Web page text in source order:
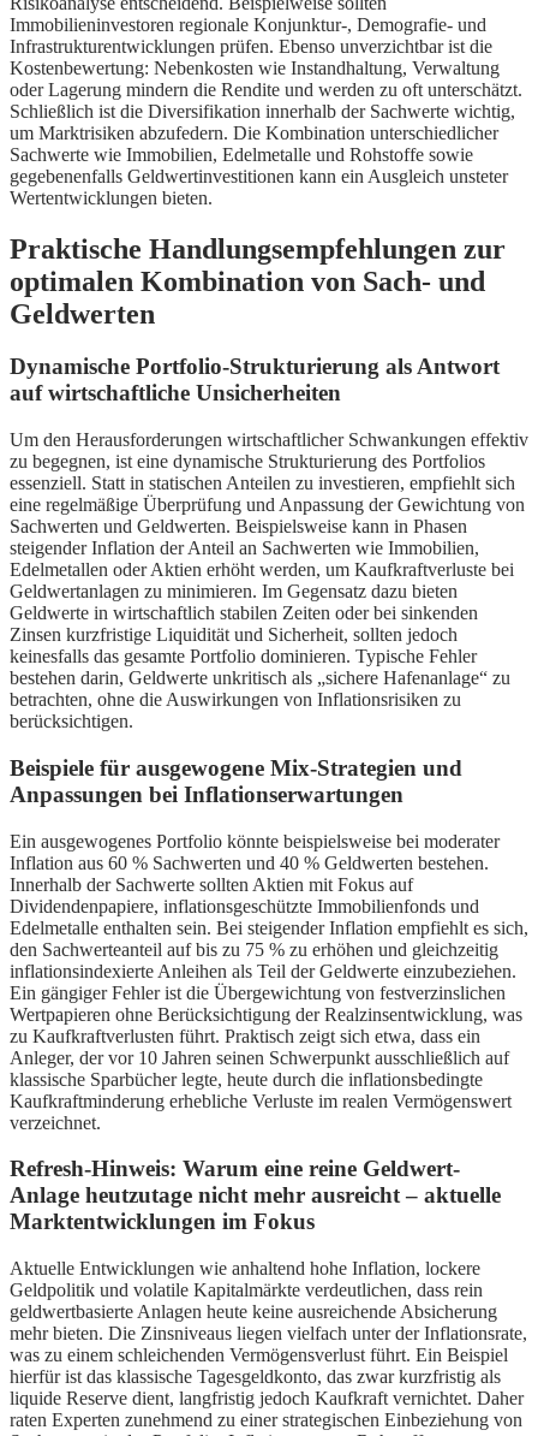
Immobilieninvestoren regionale Konjunktur-, Demografie- und
Infrastrukturentwicklungen prüfen. Ebenso unverzichtbar ist die
Kostenbewertung: Nebenkosten wie Instandhaltung, Verwaltung
oder Lagerung mindern die Rendite und werden zu oft unterschätzt.
Schließlich ist die Diversifikation innerhalb der Sachwerte wichtig,
um Marktrisiken abzufedern. Die Kombination unterschiedlicher
Sachwerte wie Immobilien, Edelmetalle und Rohstoffe sowie
gegebenenfalls Geldwertinvestitionen kann ein Ausgleich unsteter
Wertentwicklungen bieten.
Praktische Handlungsempfehlungen zur
optimalen Kombination von Sach- und
Geldwerten
Dynamische Portfolio-Strukturierung als Antwort
auf wirtschaftliche Unsicherheiten
Um den Herausforderungen wirtschaftlicher Schwankungen effektiv
zu begegnen, ist eine dynamische Strukturierung des Portfolios
essenziell. Statt in statischen Anteilen zu investieren, empfiehlt sich
eine regelmäßige Überprüfung und Anpassung der Gewichtung von
Sachwerten und Geldwerten. Beispielsweise kann in Phasen
steigender Inflation der Anteil an Sachwerten wie Immobilien,
Edelmetallen oder Aktien erhöht werden, um Kaufkraftverluste bei
Geldwertanlagen zu minimieren. Im Gegensatz dazu bieten
Geldwerte in wirtschaftlich stabilen Zeiten oder bei sinkenden
Zinsen kurzfristige Liquidität und Sicherheit, sollten jedoch
keinesfalls das gesamte Portfolio dominieren. Typische Fehler
bestehen darin, Geldwerte unkritisch als „sichere Hafenanlage“ zu
betrachten, ohne die Auswirkungen von Inflationsrisiken zu
berücksichtigen.
Beispiele für ausgewogene Mix-Strategien und
Anpassungen bei Inflationserwartungen
Ein ausgewogenes Portfolio könnte beispielsweise bei moderater
Inflation aus 60 % Sachwerten und 40 % Geldwerten bestehen.
Innerhalb der Sachwerte sollten Aktien mit Fokus auf
Dividendenpapiere, inflationsgeschützte Immobilienfonds und
Edelmetalle enthalten sein. Bei steigender Inflation empfiehlt es sich,
den Sachwerteanteil auf bis zu 75 % zu erhöhen und gleichzeitig
inflationsindexierte Anleihen als Teil der Geldwerte einzubeziehen.
Ein gängiger Fehler ist die Übergewichtung von festverzinslichen
Wertpapieren ohne Berücksichtigung der Realzinsentwicklung, was
zu Kaufkraftverlusten führt. Praktisch zeigt sich etwa, dass ein
Anleger, der vor 10 Jahren seinen Schwerpunkt ausschließlich auf
klassische Sparbücher legte, heute durch die inflationsbedingte
Kaufkraftminderung erhebliche Verluste im realen Vermögenswert
verzeichnet.
Refresh-Hinweis: Warum eine reine Geldwert-
Anlage heutzutage nicht mehr ausreicht – aktuelle
Marktentwicklungen im Fokus
Aktuelle Entwicklungen wie anhaltend hohe Inflation, lockere
Geldpolitik und volatile Kapitalmärkte verdeutlichen, dass rein
geldwertbasierte Anlagen heute keine ausreichende Absicherung
mehr bieten. Die Zinsniveaus liegen vielfach unter der Inflationsrate,
was zu einem schleichenden Vermögensverlust führt. Ein Beispiel
hierfür ist das klassische Tagesgeldkonto, das zwar kurzfristig als
liquide Reserve dient, langfristig jedoch Kaufkraft vernichtet. Daher
raten Experten zunehmend zu einer strategischen Einbeziehung von